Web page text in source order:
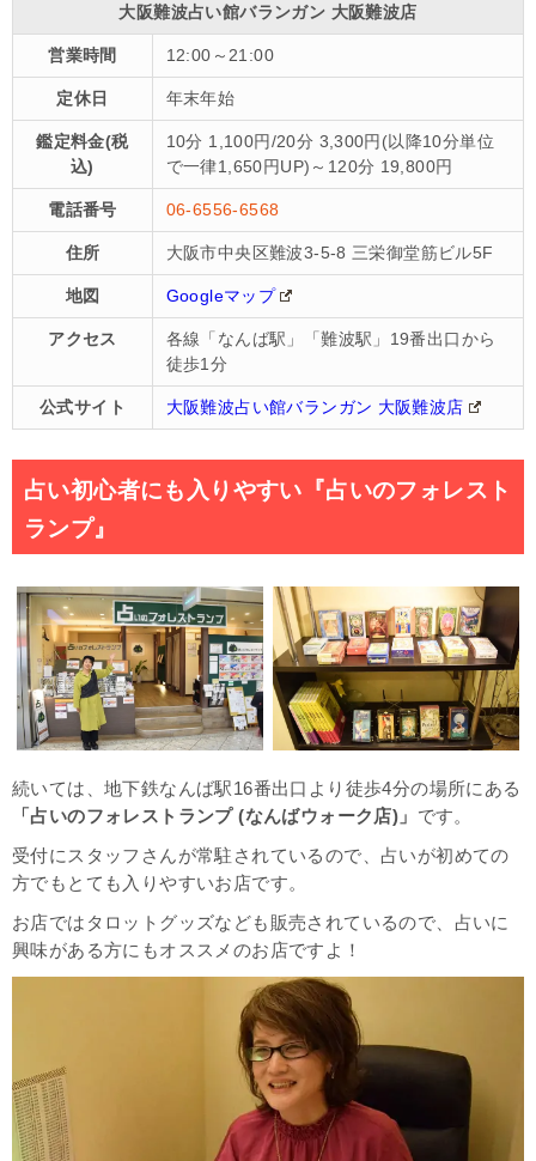
大阪難波占い館バランガン 大阪難波店
営業時間 12:00～21:00
定休日 年末年始
鑑定料金(税
込)
10分 1,100円/20分 3,300円(以降10分単位
で一律1,650円UP)～120分 19,800円
電話番号 06-6556-6568
住所 大阪市中央区難波3-5-8 三栄御堂筋ビル5F
地図 Googleマップ
アクセス
各線「なんば駅」「難波駅」19番出口から
徒歩1分
公式サイト 大阪難波占い館バランガン 大阪難波店
占い初心者にも入りやすい『占いのフォレスト
ランプ』
続いては、地下鉄なんば駅16番出口より徒歩4分の場所にある
「占いのフォレストランプ (なんばウォーク店)」 です。
受付にスタッフさんが常駐されているので、占いが初めての
方でもとても入りやすいお店です。
お店ではタロットグッズなども販売されているので、占いに
興味がある方にもオススメのお店ですよ！